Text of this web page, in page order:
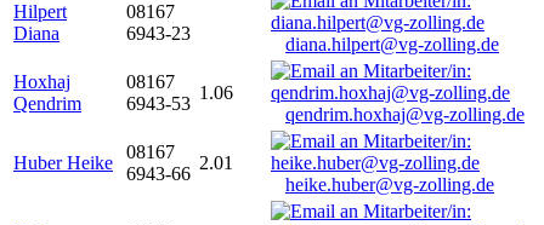
Hilpert
Diana
08167
6943-23
diana.hilpert@vg-zolling.de
Hoxhaj
Qendrim
08167
6943-53
1.06
qendrim.hoxhaj@vg-zolling.de
Huber Heike
08167
6943-66
2.01
heike.huber@vg-zolling.de